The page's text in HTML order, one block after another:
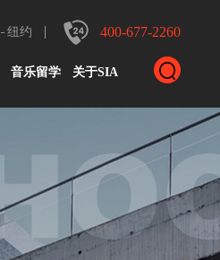
400-677-2260
纽约
音乐留学 关于SIA